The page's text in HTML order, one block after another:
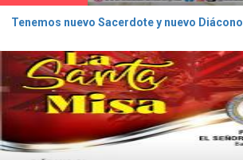
Tenemos nuevo Sacerdote y nuevo Diácono